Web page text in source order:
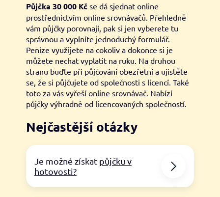
Půjčka 30 000 Kčse dá sjednat online
prostřednictvím online srovnávačů. Přehledně
vám půjčky porovnají, pak si jen vyberete tu
správnou a vyplníte jednoduchý formulář.
Peníze využijete na cokoliv a dokonce si je
můžete nechat vyplatit na ruku. Na druhou
stranu buďte při půjčování obezřetní a ujistěte
se, že si půjčujete od společnosti s licencí. Také
toto za vás vyřeší online srovnávač. Nabízí
půjčky výhradně od licencovaných společností.
Nejčastější otázky
Je možné získat půjčku v
hotovosti?